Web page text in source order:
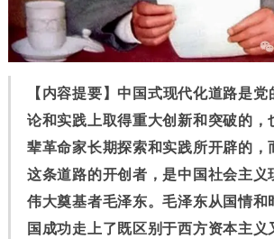
【内容提要】 中国式现代化道路是党
论和实践上取得重大创新和突破的，
辈革命家长期探索和实践所开辟的，
这条道路的开创者，是中国社会主义
伟大奠基者毛泽东。毛泽东从国情和
国成功走上了既区别于西方资本主义